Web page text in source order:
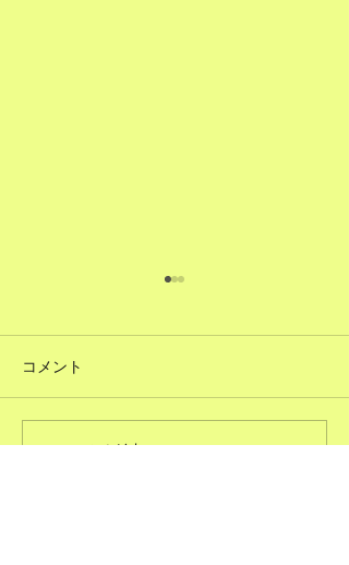
#51ただで人に頼むこと
コメント
コメントを追加…